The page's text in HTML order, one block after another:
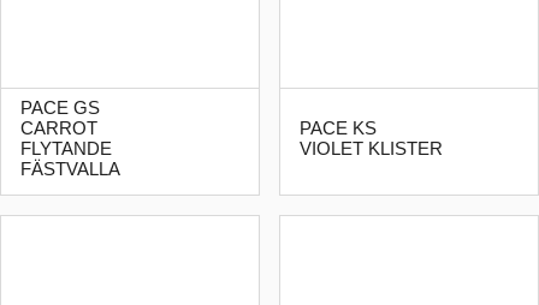
PACE GS
CARROT
FLYTANDE
FÄSTVALLA
PACE KS
VIOLET KLISTER